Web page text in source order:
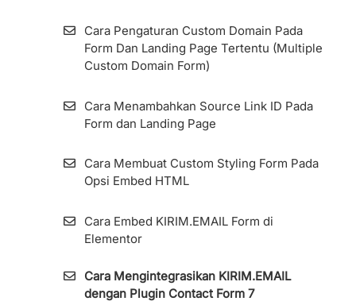
Import Kontak Dari MailChimp Ke
KIRIM.EMAIL
Cara Melihat Informasi Subscribers dan
Detilnya
Resend Confirmation Email
Zombie Email Removal (ZER)
Cara Menambah dan Mengelola
Subscriber Fields di Aplikasi KIRIM.EMAIL
Cara Pengaturan Custom Domain Pada
Form Dan Landing Page Tertentu (Multiple
Custom Domain Form)
Cara Menambahkan Source Link ID Pada
Form dan Landing Page
Cara Membuat Custom Styling Form Pada
Opsi Embed HTML
Cara Embed KIRIM.EMAIL Form di
Elementor
Cara Mengintegrasikan KIRIM.EMAIL
dengan Plugin Contact Form 7